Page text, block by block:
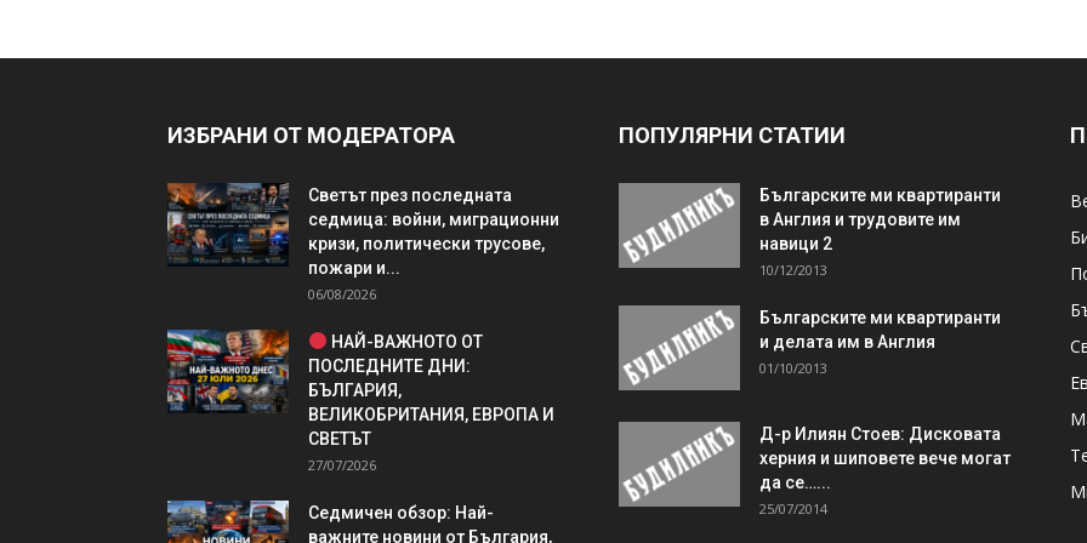
ИЗБРАНИ ОТ МОДЕРАТОРА
Светът през последната
седмица: войни, миграционни
кризи, политически трусове,
пожари и...
06/08/2026
НАЙ-ВАЖНОТО ОТ
ПОСЛЕДНИТЕ ДНИ:
БЪЛГАРИЯ,
ВЕЛИКОБРИТАНИЯ, ЕВРОПА И
СВЕТЪТ
27/07/2026
Седмичен обзор: Най-
важните новини от България,
ПОПУЛЯРНИ СТАТИИ
Българските ми квартиранти
в Англия и трудовите им
навици 2
10/12/2013
Българските ми квартиранти
и делата им в Англия
01/10/2013
Д-р Илиян Стоев: Дисковата
херния и шиповете вече могат
да се…...
25/07/2014